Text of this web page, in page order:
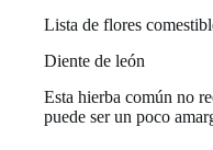
Lista de flores
Diente de león
Esta hierba común no
puede ser un poco